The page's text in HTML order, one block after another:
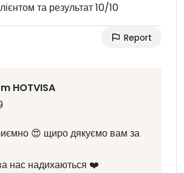
та результат 10/10
Report
HOTVISA
😍 щиро дякуємо вам за
нас надихаються ❤️